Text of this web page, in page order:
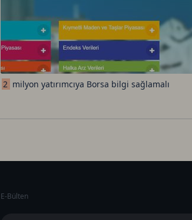
2 milyon yatırımcıya Borsa bilgi sağlamalı
E-Bülten